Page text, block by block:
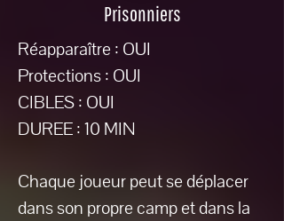
Prisonniers
Réapparaître : OUI
Protections : OUI
CIBLES : OUI
DUREE : 10 MIN
Chaque joueur peut se déplacer
dans son propre camp et dans la